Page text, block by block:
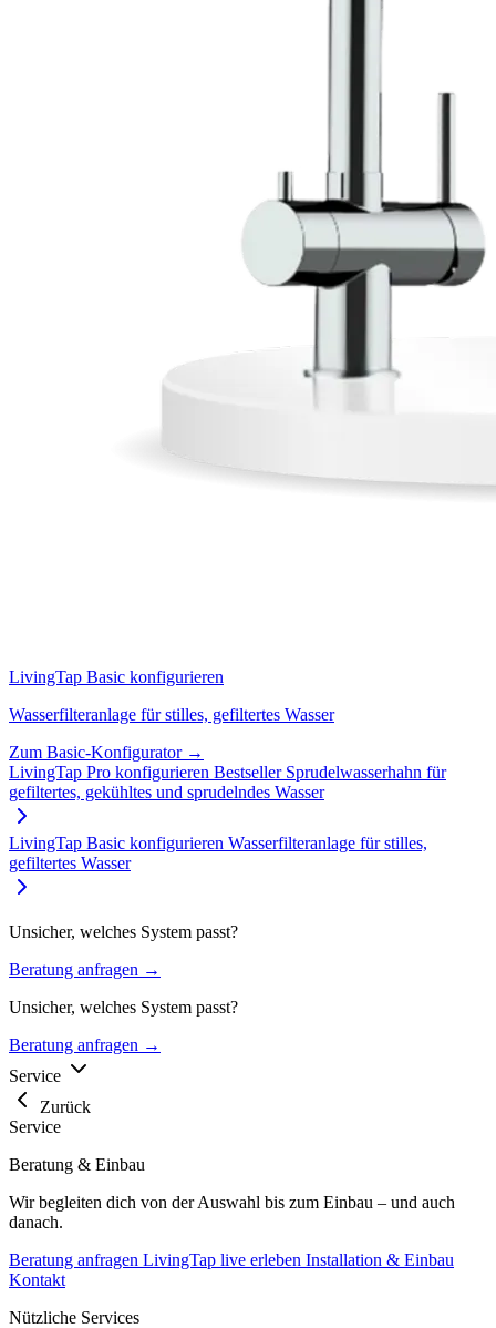
LivingTap Basic konfigurieren
Wasserfilteranlage für stilles, gefiltertes Wasser
Zum Basic-Konfigurator →
LivingTap Pro konfigurieren BestsellerSprudelwasserhahn für
gefiltertes, gekühltes und sprudelndes Wasser
LivingTap Basic konfigurieren Wasserfilteranlage für stilles,
gefiltertes Wasser
Unsicher, welches System passt?
Beratung anfragen →
Unsicher, welches System passt?
Beratung anfragen →
Service
Zurück
Service
Beratung & Einbau
Wir begleiten dich von der Auswahl bis zum Einbau – und auch
danach.
Beratung anfragen LivingTap live erleben Installation & Einbau
Kontakt
Nützliche Services